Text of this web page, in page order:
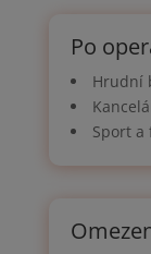
Po
Hrudní
Sport a